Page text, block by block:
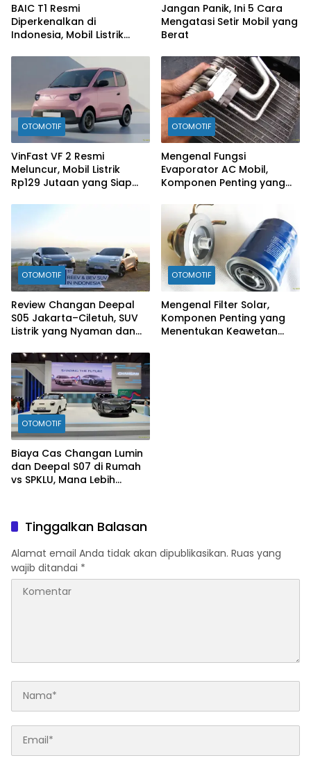
BAIC T1 Resmi
Diperkenalkan di
Indonesia, Mobil Listrik
Ramaikan Pasar EV
Jangan Panik, Ini 5 Cara
Mengatasi Setir Mobil yang
Berat
OTOMOTIF
VinFast VF 2 Resmi
Meluncur, Mobil Listrik
Rp129 Jutaan yang Siap
Motor
OTOMOTIF
Mengenal Fungsi
Evaporator AC Mobil,
Komponen Penting yang
OTOMOTIF
Review Changan Deepal
S05 Jakarta–Ciletuh, SUV
Listrik yang Nyaman dan
OTOMOTIF
Mengenal Filter Solar,
Komponen Penting yang
Menentukan Keawetan
OTOMOTIF
Biaya Cas Changan Lumin
dan Deepal S07 di Rumah
vs SPKLU, Mana Lebih
Tinggalkan Balasan
Alamat email Anda tidak akan dipublikasikan. Ruas yang
wajib ditandai *